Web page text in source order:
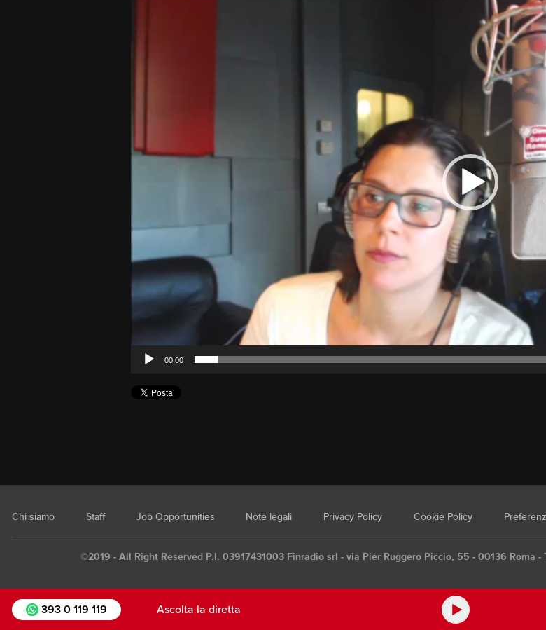
393 0 119 119 Ascolta la diretta
00:00
Chi siamo Staff Job Opportunities Note legali Privacy Policy Cookie Policy
©2019 - All Right Reserved P.I. 03917431003 Finradio srl - via Pier Ruggero Piccio, 55 - 00136 Roma